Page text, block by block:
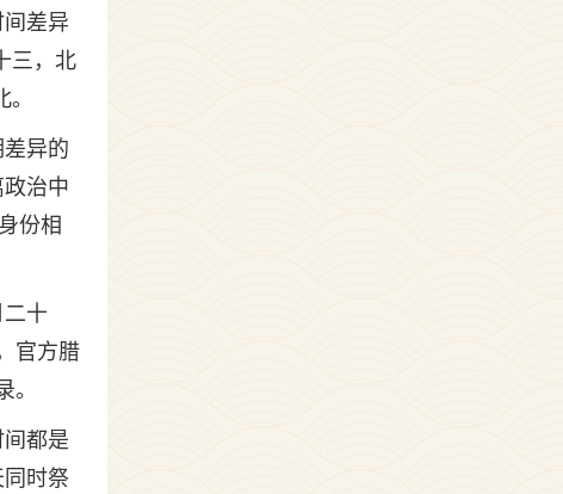
差异
三，北
异的
治中
份相
二十
官方腊
都是
时祭